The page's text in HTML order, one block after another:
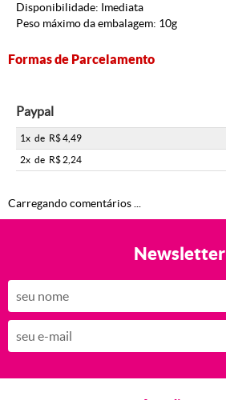
Disponibilidade: Imediata
Peso máximo da embalagem: 10g
Formas de Parcelamento
Paypal
1x de R$ 4,49
2x de R$ 2,24
Carregando comentários ...
Newsletter